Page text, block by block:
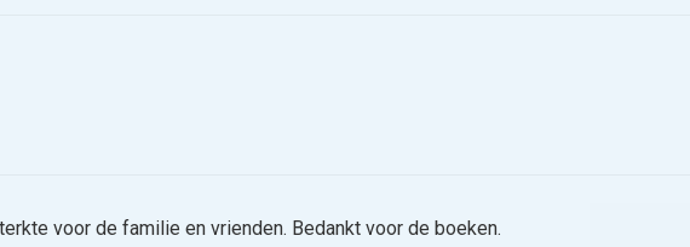
voor de familie en vrienden. Bedankt voor de boeken.